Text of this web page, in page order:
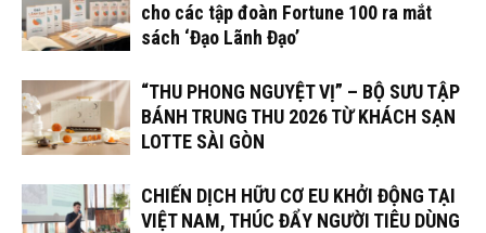
cho các tập đoàn Fortune 100 ra mắt
sách ‘Đạo Lãnh Đạo’
“THU PHONG NGUYỆT VỊ” – BỘ SƯU TẬP
BÁNH TRUNG THU 2026 TỪ KHÁCH SẠN
LOTTE SÀI GÒN
CHIẾN DỊCH HỮU CƠ EU KHỞI ĐỘNG TẠI
VIỆT NAM, THÚC ĐẨY NGƯỜI TIÊU DÙNG